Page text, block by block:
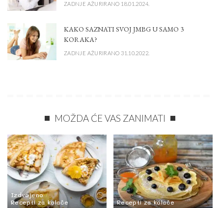
ZADNJE AŽURIRANO 18.01.2024.
KAKO SAZNATI SVOJ JMBG U SAMO 3
KORAKA?
ZADNJE AŽURIRANO 31.10.2022.
MOŽDA ĆE VAS ZANIMATI
Izdvojeno
Recepti za kolače
Recepti za kolače